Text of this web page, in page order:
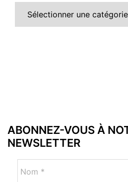
ABONNEZ-VOUS À
NEWSLETTER